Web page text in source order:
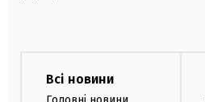
Всі новини